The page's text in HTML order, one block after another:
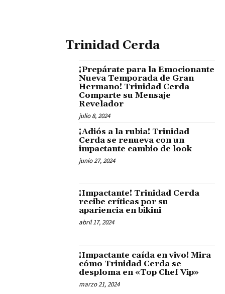
Trinidad Cerda
¡Prepárate para la Emocionante
Nueva Temporada de Gran
Hermano! Trinidad Cerda
Comparte su Mensaje
Revelador
julio 8, 2024
¡Adiós a la rubia! Trinidad
Cerda se renueva con un
impactante cambio de look
junio 27, 2024
¡Impactante! Trinidad Cerda
recibe críticas por su
apariencia en bikini
abril 17, 2024
¡Impactante caída en vivo! Mira
cómo Trinidad Cerda se
desploma en «Top Chef Vip»
marzo 21, 2024